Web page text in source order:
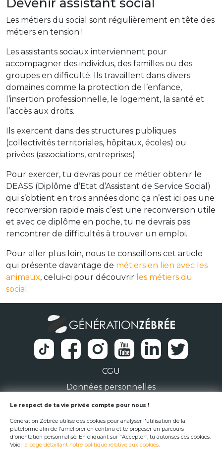
Devenir assistant social
Les métiers du social sont régulièrement en tête des
métiers en tension !
Les assistants sociaux interviennent pour
accompagner des individus, des familles ou des
groupes en difficulté. Ils travaillent dans divers
domaines comme la protection de l’enfance,
l’insertion professionnelle, le logement, la santé et
l’accès aux droits.
Ils exercent dans des structures publiques
(collectivités territoriales, hôpitaux, écoles) ou
privées (associations, entreprises).
Pour exercer, tu devras pour ce métier obtenir le
DEASS (Diplôme d’Etat d’Assistant de Service Social)
qui s’obtient en trois années donc ça n’est ici pas une
reconversion rapide mais c’est une reconversion utile
et avec ce diplôme en poche, tu ne devrais pas
rencontrer de difficultés à trouver un emploi.
Pour aller plus loin, nous te conseillons cet article
qui présente davantage de métiers en lien avec les
animaux, celui-ci pour découvrir les métiers du
social .
CGU
Données personnelles
1 Rue de la Noë 44300 Nantes
team@generationzebree.fr
Le respect de ta vie privée compte pour nous !
Génération Zébrée utilise des cookies pour analyser l'utilisation de la
plateforme afin de l'améliorer en continu et te proposer un parcours
d'orientation personnalisé. En cliquant sur "Accepter", tu autorises ces cookies.
Voici la page détaillant notre politique relative aux cookies.